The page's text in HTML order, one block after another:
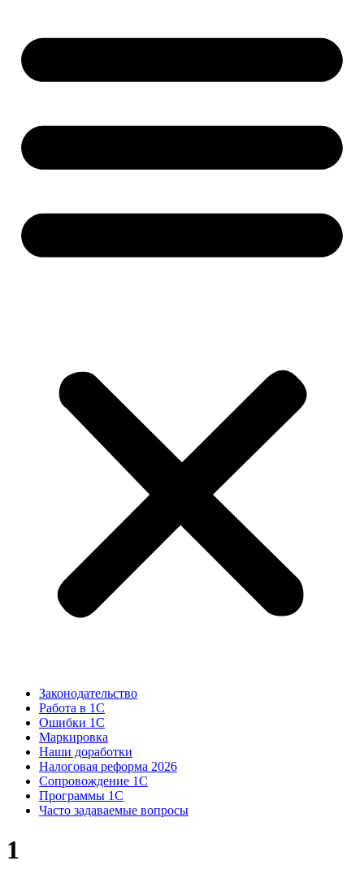
Законодательство
Работа в 1С
Ошибки 1С
Маркировка
Наши доработки
Налоговая реформа 2026
Сопровождение 1С
Программы 1С
Часто задаваемые вопросы
1